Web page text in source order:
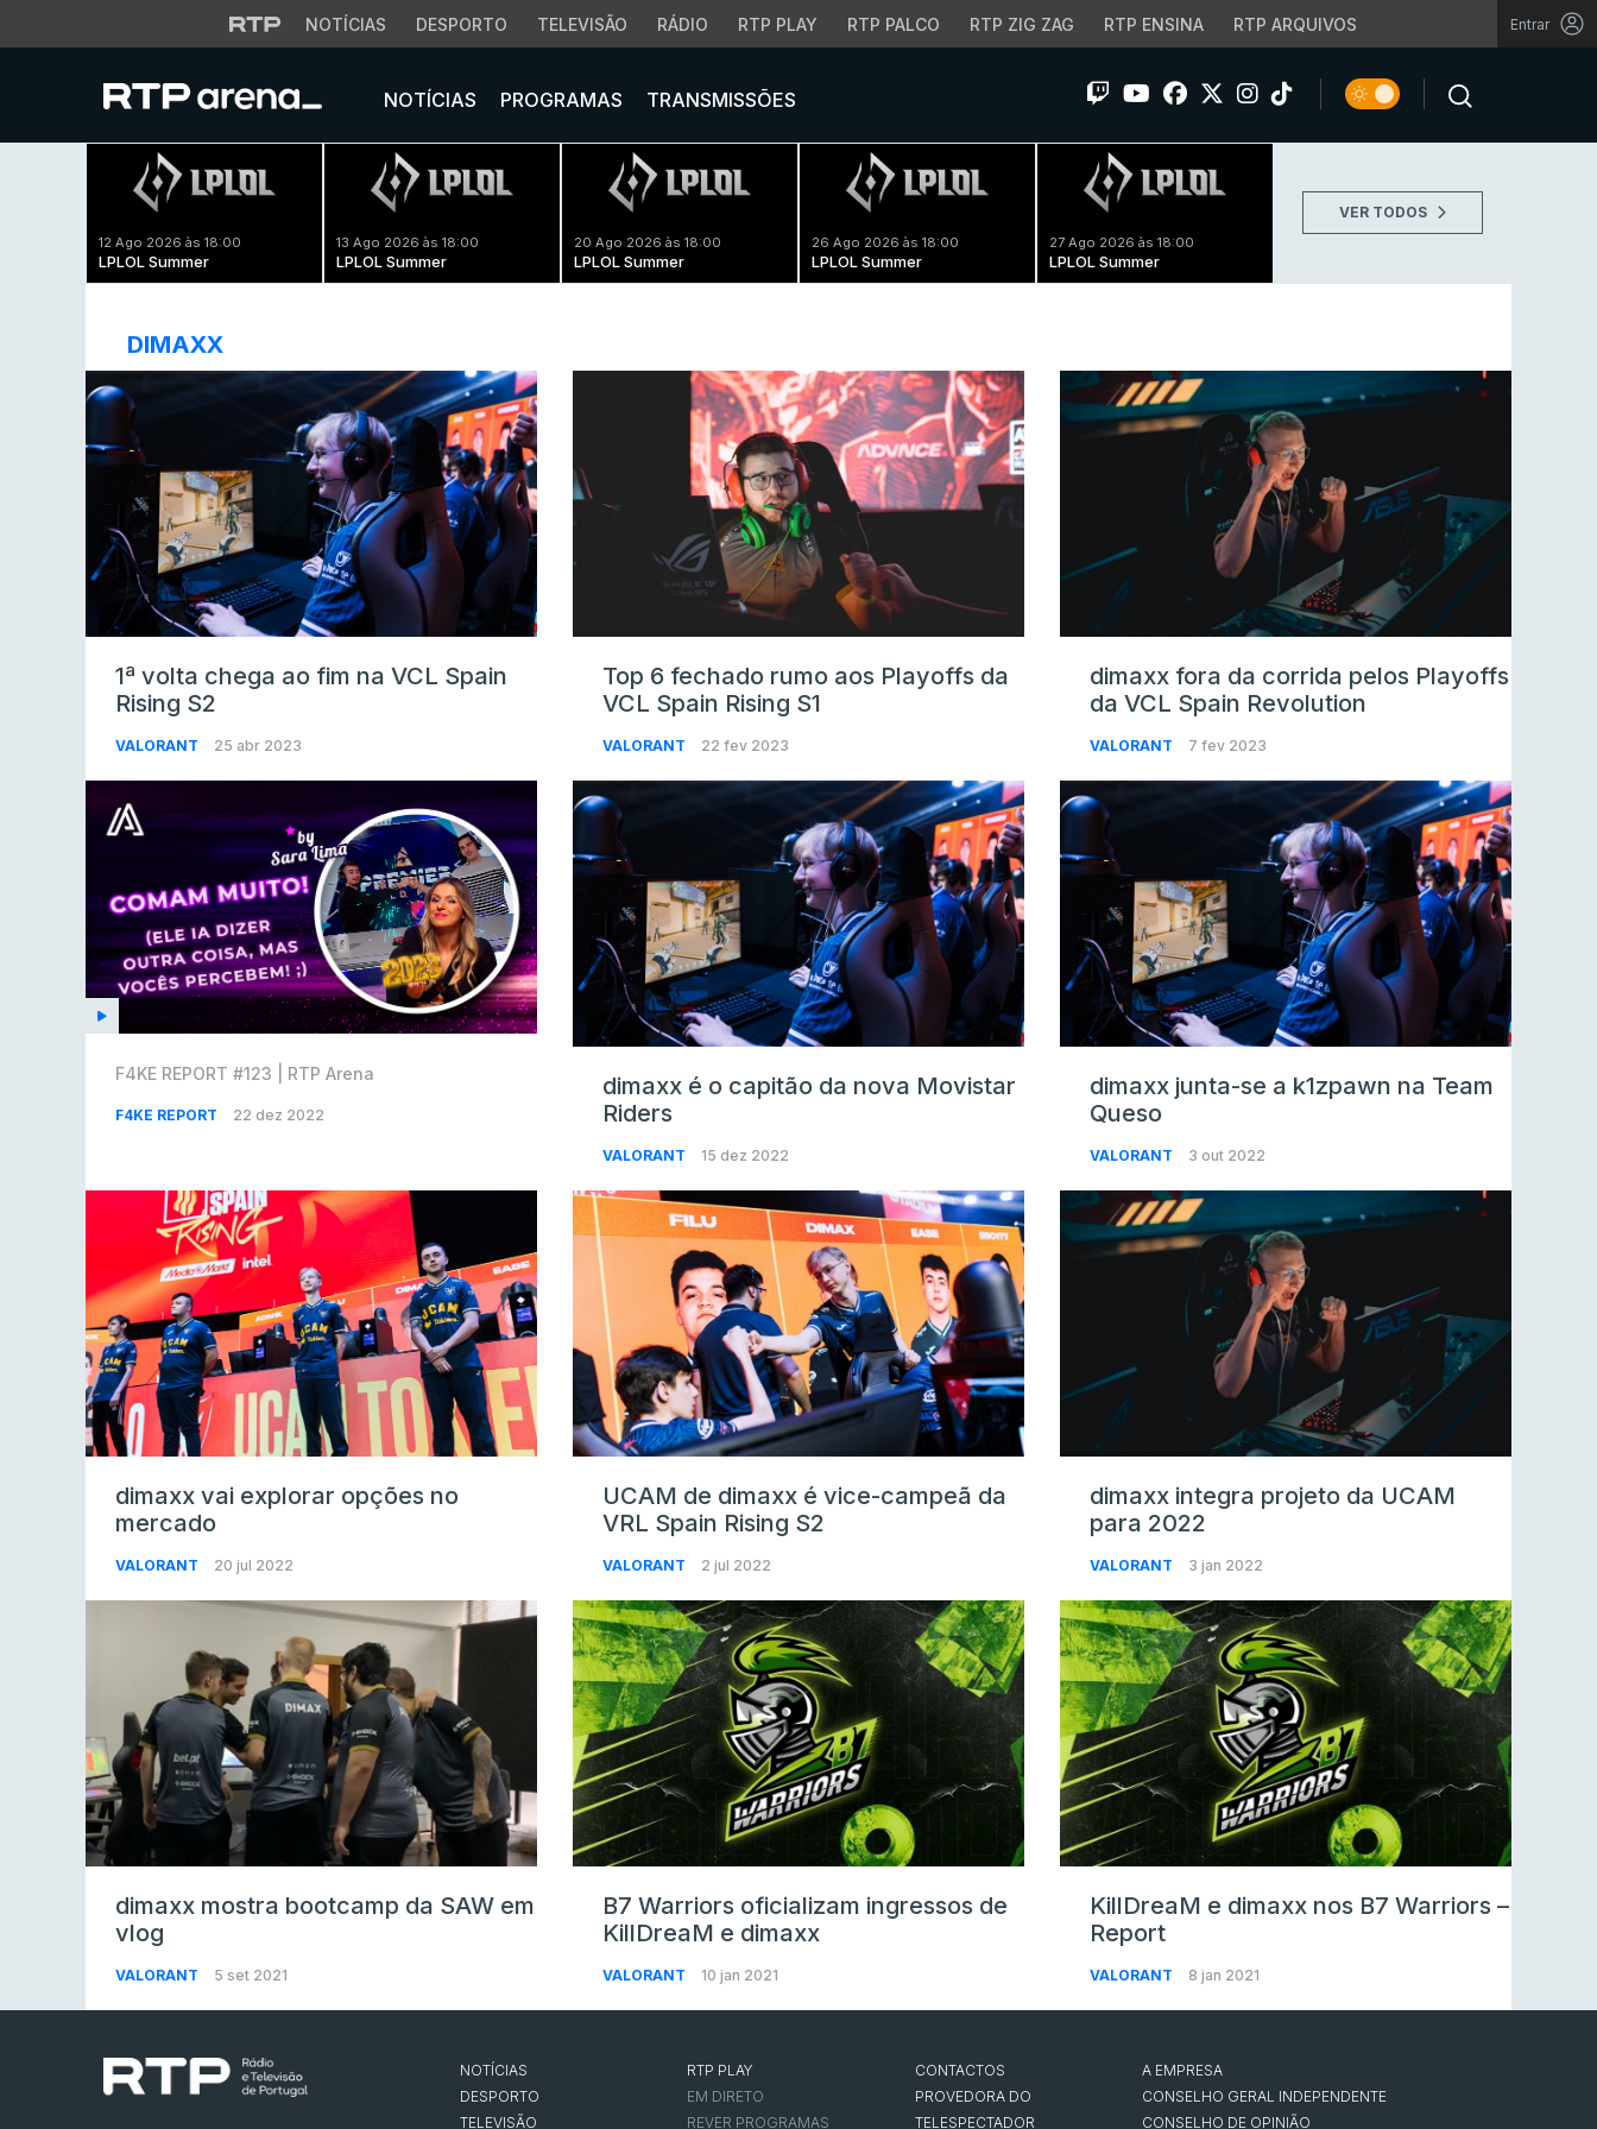
NOTÍCIAS DESPORTO TELEVISÃO RÁDIO RTP PLAY RTP PALCO RTP ZIG ZAG RTP ENSINA RTP ARQUIVOS Entrar
NOTÍCIAS PROGRAMAS TRANSMISSÕES
12 Ago 2026 às 18:00
LPLOL Summer
13 Ago 2026 às 18:00
LPLOL Summer
20 Ago 2026 às 18:00
LPLOL Summer
26 Ago 2026 às 18:00
LPLOL Summer
27 Ago 2026 às 18:00
LPLOL Summer
VER TODOS
DIMAXX
1ª volta chega ao fim na VCL Spain
Rising S2
VALORANT 25 abr 2023
Top 6 fechado rumo aos Playoffs da
VCL Spain Rising S1
VALORANT 22 fev 2023
dimaxx fora da corrida pelos Playoffs
da VCL Spain Revolution
VALORANT 7 fev 2023
F4KE REPORT #123 | RTP Arena
F4KE REPORT 22 dez 2022
dimaxx é o capitão da nova Movistar
Riders
VALORANT 15 dez 2022
dimaxx junta-se a k1zpawn na Team
Queso
VALORANT 3 out 2022
dimaxx vai explorar opções no
mercado
VALORANT 20 jul 2022
UCAM de dimaxx é vice-campeã da
VRL Spain Rising S2
VALORANT 2 jul 2022
dimaxx integra projeto da UCAM
para 2022
VALORANT 3 jan 2022
dimaxx mostra bootcamp da SAW em
vlog
VALORANT 5 set 2021
B7 Warriors oficializam ingressos de
KillDreaM e dimaxx
VALORANT 10 jan 2021
KillDreaM e dimaxx nos B7 Warriors –
Report
VALORANT 8 jan 2021
NOTÍCIAS
DESPORTO
TELEVISÃO
RTP PLAY
EM DIRETO
REVER PROGRAMAS
CONTACTOS
PROVEDORA DO
TELESPECTADOR
A EMPRESA
CONSELHO GERAL INDEPENDENTE
CONSELHO DE OPINIÃO